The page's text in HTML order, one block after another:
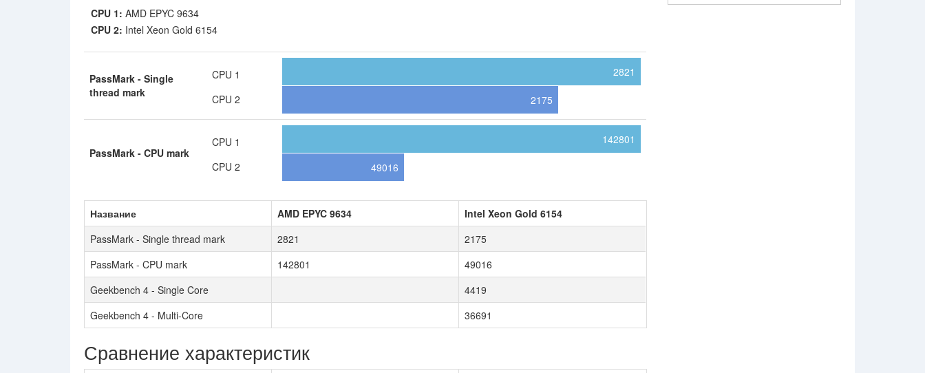
CPU 1: AMD EPYC 9634
CPU 2: Intel Xeon Gold 6154
PassMark - Single
thread mark
CPU 1
CPU 2
2821
2175
PassMark - CPU mark
CPU 1
CPU 2
142801
49016
Название AMD EPYC 9634
Intel Xeon Gold 6154
PassMark - Single thread mark
2821
2175
PassMark - CPU mark
142801
49016
Geekbench 4 - Single Core
4419
Geekbench 4 - Multi-Core
36691
Сравнение характеристик